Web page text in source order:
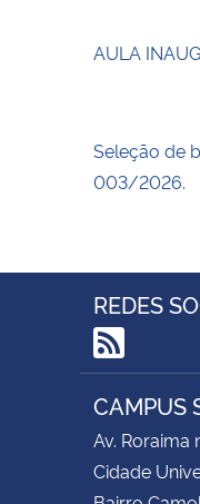
AULA
Seleção de
003/2026.
REDES
RSS
CAMPUS
Av. Roraima
Cidade